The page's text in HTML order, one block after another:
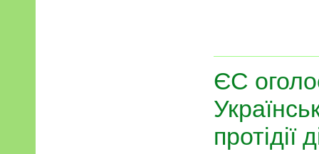
ЄС
протідії